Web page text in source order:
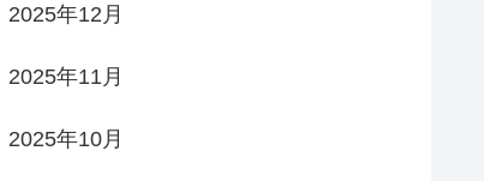
2025年12月
2025年11月
2025年10月